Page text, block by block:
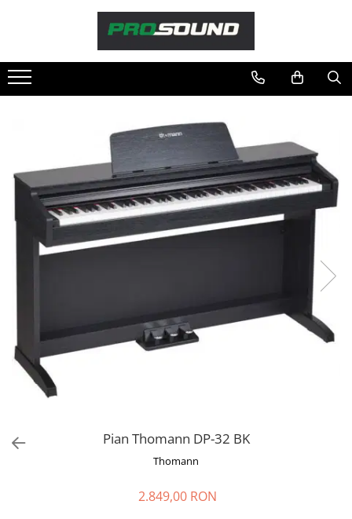
Sonorizare / PA
Procesoare si efecte
Stabilizatoare de tensiune UPS si
Power Conditioner
Unelte Audio
Microfoane
Accesorii de microfoane
Microfoane de instrumente
Microfoane de masurare si
calibrare
Microfoane de studio
Microfoane de voce si live
Microfoane lavaliera si headset
Pian Thomann DP-32 BK
Thomann
2.849,00 RON